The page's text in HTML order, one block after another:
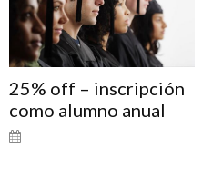
25% off – inscripción
como alumno anual